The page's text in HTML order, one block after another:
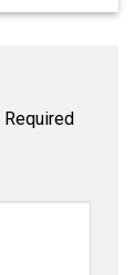
Required